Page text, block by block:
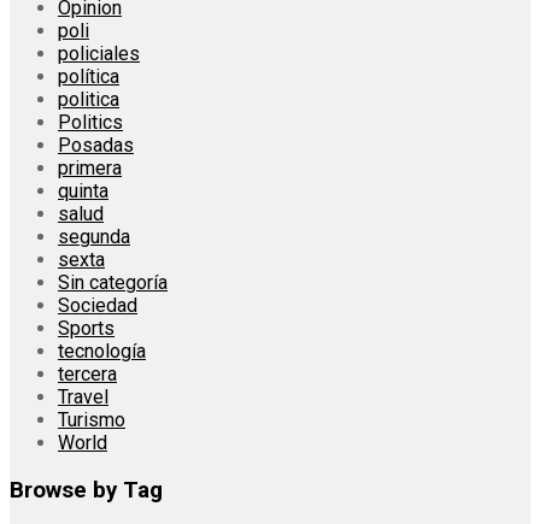
Opinion
poli
policiales
política
politica
Politics
Posadas
primera
quinta
salud
segunda
sexta
Sin categoría
Sociedad
Sports
tecnología
tercera
Travel
Turismo
World
Browse by Tag